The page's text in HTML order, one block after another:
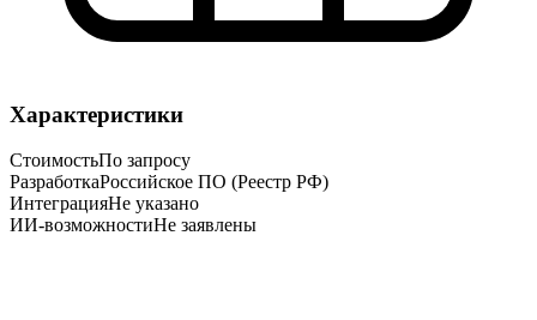
Характеристики
СтоимостьПо запросу
РазработкаРоссийское ПО (Реестр РФ)
ИнтеграцияНе указано
ИИ-возможностиНе заявлены